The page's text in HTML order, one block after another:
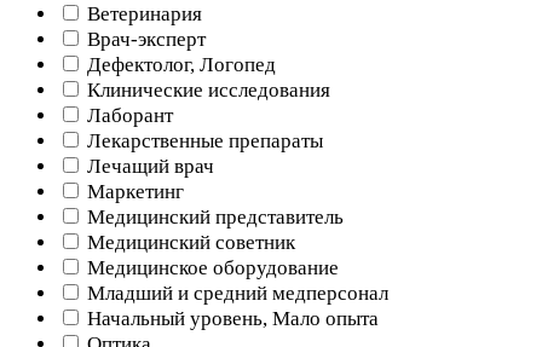
Ветеринария
Врач-эксперт
Дефектолог, Логопед
Клинические исследования
Лаборант
Лекарственные препараты
Лечащий врач
Маркетинг
Медицинский представитель
Медицинский советник
Медицинское оборудование
Младший и средний медперсонал
Начальный уровень, Мало опыта